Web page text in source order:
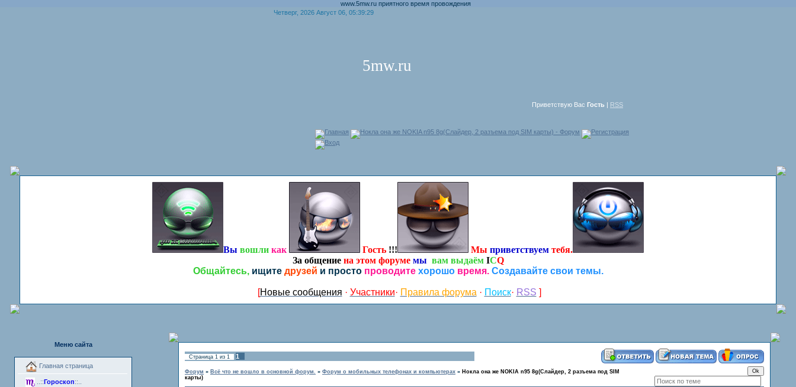
www.5mw.ru приятного время провождения
Четверг, 2026 Август 06, 05:39:29
5mw.ru
Приветствую Вас Гость | RSS
Главная Нокла она же NOKIA n95 8g(Слайдер, 2 разъема под SIM карты) - Форум
Регистрация
Вход
Вы вошли как Гость !!! Мы приветствуем тебя.
За общениена этом форуме мы вам выдаём ICQ
Общайтесь,ищите друзей и просто проводите хорошовремя. Создавайте свои темы.
[Новые сообщения · Участники· Правила форума · Поиск· RSS ]
Меню сайта
Главная страница
..:: Гороскоп::..
Страница 1 из 1 1
Форум » Всё что не вошло в основной форум. » Форум о мобильных телефонах и компьютерах » Нокла она же NOKIA n95 8g(Слайдер, 2 разъема под SIM
карты)